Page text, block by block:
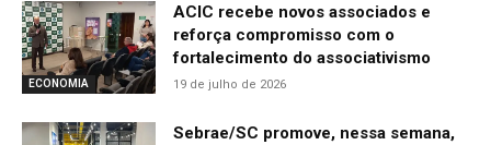
ECONOMIA
ACIC recebe novos associados e
reforça compromisso com o
fortalecimento do associativismo
19 de julho de 2026
Sebrae/SC promove, nessa semana,